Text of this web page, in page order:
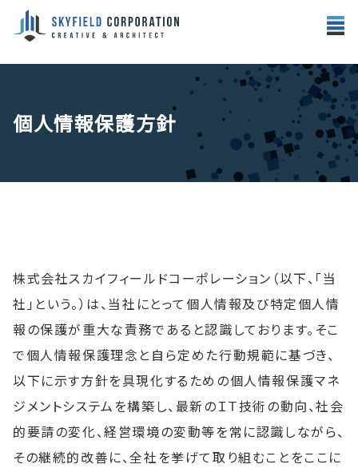
個人情報保護方針
株式会社スカイフィールドコーポレーション（以下、「当
社」という。）は、当社にとって個人情報及び特定個人情
報の保護が重大な責務であると認識しております。そこ
で個人情報保護理念と自ら定めた行動規範に基づき、
以下に示す方針を具現化するための個人情報保護マネ
ジメントシステムを構築し、最新のＩＴ技術の動向、社会
的要請の変化、経営環境の変動等を常に認識しながら、
その継続的改善に、全社を挙げて取り組むことをここに